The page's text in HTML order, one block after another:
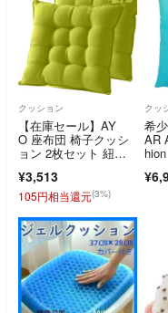
クッション
【在庫セール】AY
O 座布団 椅子クッシ
ョン 2枚セット 紐付
¥3,513
105円相当還元(3%)
クッ
希
AR
hion